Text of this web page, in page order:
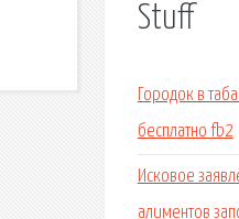
Stuff
Городок в
бесплатно fb2
Исковое
алиментов